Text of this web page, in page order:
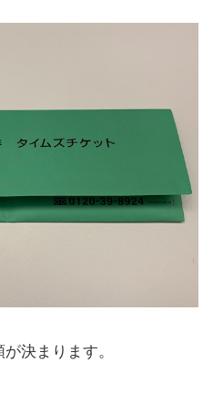
決まります。